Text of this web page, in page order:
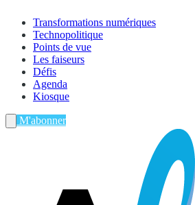
Transformations numériques
Technopolitique
Points de vue
Les faiseurs
Défis
Agenda
Kiosque
M'abonner